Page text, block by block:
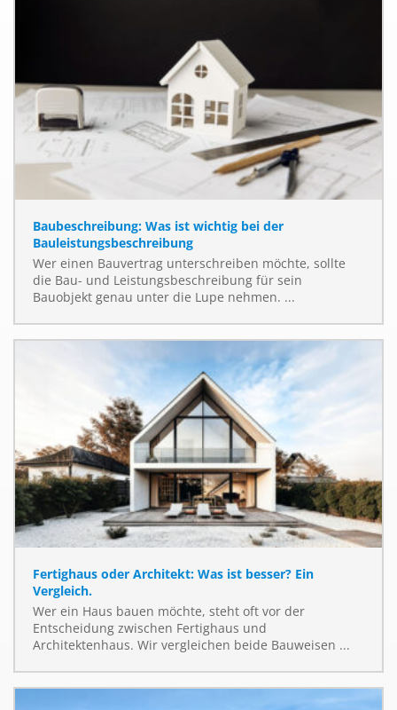
Baubeschreibung: Was ist wichtig bei der
Bauleistungsbeschreibung
Wer einen Bauvertrag unterschreiben möchte, sollte
die Bau- und Leistungsbeschreibung für sein
Bauobjekt genau unter die Lupe nehmen. ...
Fertighaus oder Architekt: Was ist besser? Ein
Vergleich.
Wer ein Haus bauen möchte, steht oft vor der
Entscheidung zwischen Fertighaus und
Architektenhaus. Wir vergleichen beide Bauweisen ...